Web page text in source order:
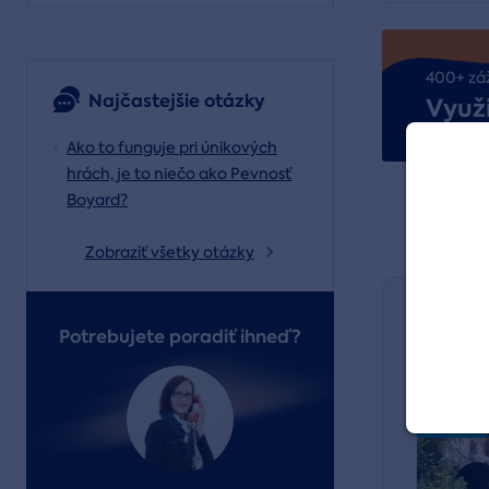
Najčastejšie otázky
Ako to funguje pri únikových
hrách, je to niečo ako Pevnosť
Boyard?
Zobraziť všetky otázky
Potrebujete poradiť ihneď?
400+